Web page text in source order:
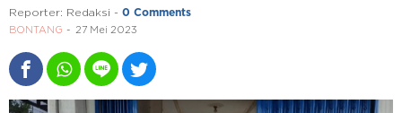
Reporter: Redaksi - 0 Comments
BONTANG 27 Mei 2023